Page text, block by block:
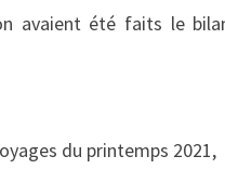
avaient été faits le
du printemps 2021,